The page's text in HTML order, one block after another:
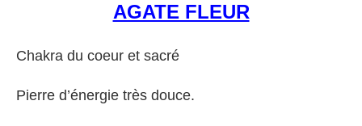
AGATE FLEUR
Chakra du coeur et sacré
Pierre d’énergie très douce.